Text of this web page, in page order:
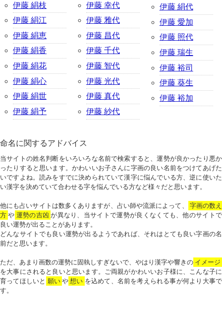
伊藤 絹枝
伊藤 絹江
伊藤 絹恵
伊藤 絹香
伊藤 絹花
伊藤 絹心
伊藤 絹世
伊藤 絹予
伊藤 幸代
伊藤 雅代
伊藤 昌代
伊藤 千代
伊藤 智代
伊藤 光代
伊藤 真代
伊藤 紗代
伊藤 絹代
伊藤 愛加
伊藤 照代
伊藤 瑞生
伊藤 裕司
伊藤 葵生
伊藤 裕加
命名に関するアドバイス
当サイトの姓名判断をいろいろな名前で検索すると、運勢が良かったり悪か
ったりすると思います。かわいいお子さんに字画の良い名前をつけてあげた
いですよね。読みをすでに決められていて漢字に悩んでいる方、逆に使いた
い漢字を決めていて合わせる字を悩んでいる方など様々だと思います。
他にも占いサイトは数多くありますが、占い師や流派によって、
字画の数え
方 や 運勢の吉凶 が異なり、当サイトで運勢が良くなくても、他のサイトで
良い運勢が出ることがあります。
どんなサイトでも良い運勢が出るようであれば、それはとても良い字画の名
前だと思います。
ただ、あまり画数の運勢に固執しすぎないで、やはり漢字や響きの イメージ
を大事にされると良いと思います。ご両親がかわいいお子様に、こんな子に
育ってほしいと 願い や 想い を込めて、名前を考えられる事が何より大事で
す。